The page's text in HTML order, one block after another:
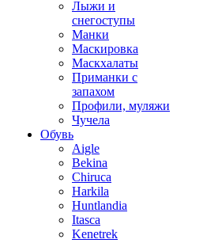
Лыжи и
снегоступы
Манки
Маскировка
Маскхалаты
Приманки с
запахом
Профили, муляжи
Чучела
Обувь
Aigle
Bekina
Chiruсa
Harkila
Huntlandia
Itasca
Kenetrek